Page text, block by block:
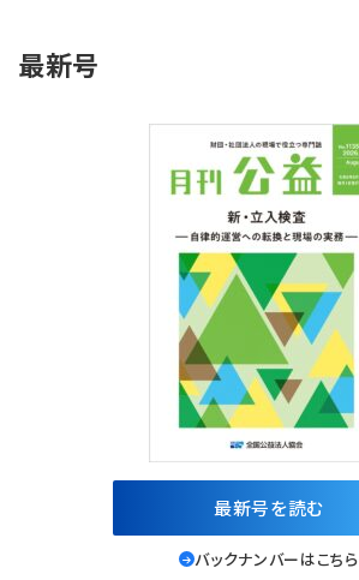
【連載】非営利法人AtoZei
【連載】労務管理の歩き方
【連載】AI活用のすすめ
【連載】IT実務一問一答
最新号
最新号を読む
バックナンバーはこちら